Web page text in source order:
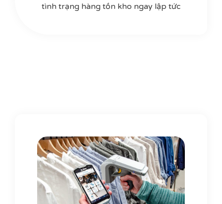
tình trạng hàng tồn kho ngay lập tức